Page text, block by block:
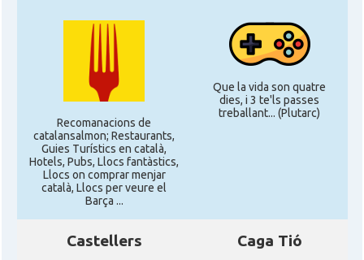
Recomanacions de
catalansalmon; Restaurants,
Guies Turístics en català,
Hotels, Pubs, Llocs fantàstics,
Llocs on comprar menjar
català, Llocs per veure el
Barça ...
Que la vida son quatre
dies, i 3 te'ls passes
treballant... (Plutarc)
Castellers Caga Tió